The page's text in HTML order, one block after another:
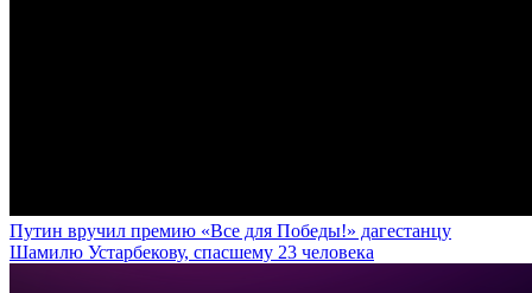
Путин вручил премию «Все для Победы!» дагестанцу
Шамилю Устарбекову, спасшему 23 человека